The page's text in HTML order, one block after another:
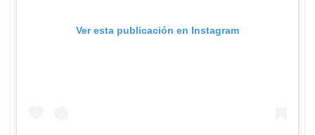
Ver esta publicación en Instagram